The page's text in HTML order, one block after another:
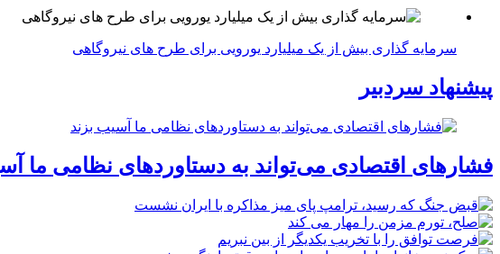
سرمایه گذاری بیش از یک میلیارد یورویی برای طرح های نیروگاهی
پیشنهاد سردبیر
فشارهای اقتصادی می‌تواند به دستاوردهای نظامی ما